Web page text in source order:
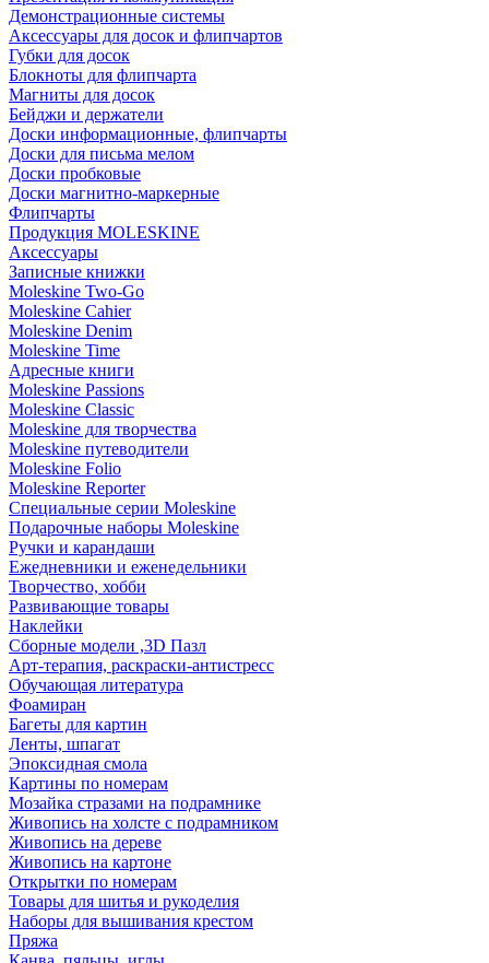
Демонстрационные системы
Аксессуары для досок и флипчартов
Губки для досок
Блокноты для флипчарта
Магниты для досок
Бейджи и держатели
Доски информационные, флипчарты
Доски для письма мелом
Доски пробковые
Доски магнитно-маркерные
Флипчарты
Продукция MOLESKINE
Аксессуары
Записные книжки
Moleskine Two-Go
Moleskine Cahier
Moleskine Denim
Moleskine Time
Адресные книги
Moleskine Passions
Moleskine Classic
Moleskine для творчества
Moleskine путеводители
Moleskine Folio
Moleskine Reporter
Специальные серии Moleskine
Подарочные наборы Moleskine
Ручки и карандаши
Ежедневники и еженедельники
Творчество, хобби
Развивающие товары
Наклейки
Сборные модели ,3D Пазл
Арт-терапия, раскраски-антистресс
Обучающая литература
Фоамиран
Багеты для картин
Ленты, шпагат
Эпоксидная смола
Картины по номерам
Мозайка стразами на подрамнике
Живопись на холсте с подрамником
Живопись на дереве
Живопись на картоне
Открытки по номерам
Товары для шитья и рукоделия
Наборы для вышивания крестом
Пряжа